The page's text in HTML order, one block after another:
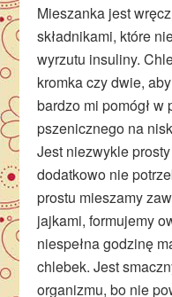
Mieszanka jest
składnikami, które
wyrzutu insuliny.
kromka czy dwie,
bardzo mi pomógł
pszenicznego na
Jest niezwykle
dodatkowo nie
prostu mieszamy
jajkami, formujemy
niespełna godzinę
chlebek. Jest
organizmu, bo nie